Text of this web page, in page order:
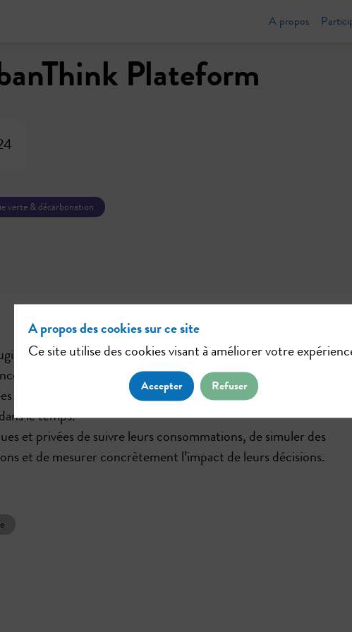
A propos
Plateform
verte & décarbonation
Lowcarbon, est un jumeau numérique environnemental dédié
énergétique et de la résilience climatique.
énergétiques, climatiques et d’usages afin de les
le temps.
et privées de suivre leurs consommations, de simuler des
et de mesurer concrètement l’impact de leurs décisions.
A propos des cookies sur ce site
Ce site utilise des cookies visant à améliorer votre
Accepter Refuser